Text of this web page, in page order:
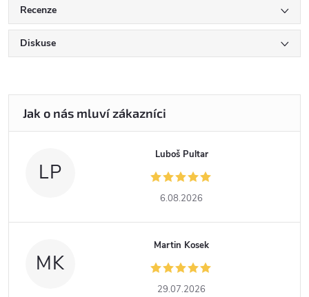
Recenze
Diskuse
LP
Luboš Pultar
6.08.2026
MK
Martin Kosek
29.07.2026